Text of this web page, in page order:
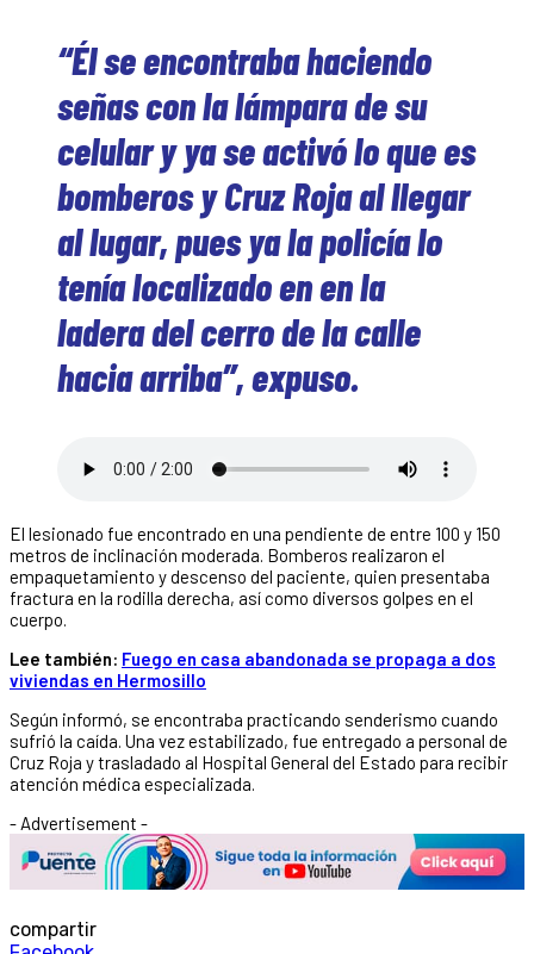
“Él se encontraba haciendo
señas con la lámpara de su
celular y ya se activó lo que es
bomberos y Cruz Roja al llegar
al lugar, pues ya la policía lo
tenía localizado en en la
ladera del cerro de la calle
hacia arriba”, expuso.
El lesionado fue encontrado en una pendiente de entre 100 y 150
metros de inclinación moderada. Bomberos realizaron el
empaquetamiento y descenso del paciente, quien presentaba
fractura en la rodilla derecha, así como diversos golpes en el
cuerpo.
Lee también: Fuego en casa abandonada se propaga a dos
viviendas en Hermosillo
Según informó, se encontraba practicando senderismo cuando
sufrió la caída. Una vez estabilizado, fue entregado a personal de
Cruz Roja y trasladado al Hospital General del Estado para recibir
atención médica especializada.
- Advertisement -
compartir